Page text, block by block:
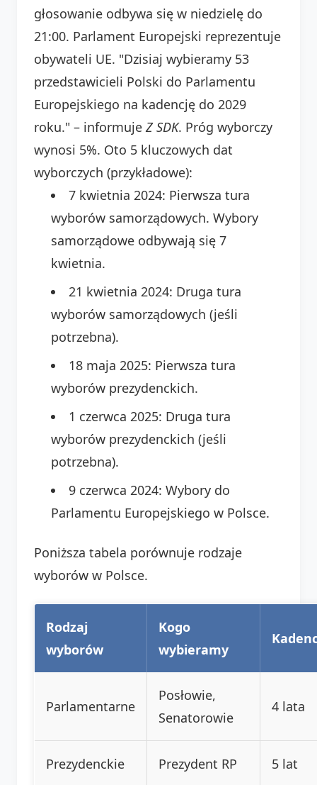
głosowanie odbywa się w niedzielę do
21:00. Parlament Europejski reprezentuje
obywateli UE. "Dzisiaj wybieramy 53
przedstawicieli Polski do Parlamentu
Europejskiego na kadencję do 2029
roku." – informuje Z SDK. Próg wyborczy
wynosi 5%. Oto 5 kluczowych dat
wyborczych (przykładowe):
7 kwietnia 2024: Pierwsza tura
wyborów samorządowych. Wybory
samorządowe odbywają się 7
kwietnia.
21 kwietnia 2024: Druga tura
wyborów samorządowych (jeśli
potrzebna).
18 maja 2025: Pierwsza tura
wyborów prezydenckich.
1 czerwca 2025: Druga tura
wyborów prezydenckich (jeśli
potrzebna).
9 czerwca 2024: Wybory do
Parlamentu Europejskiego w Polsce.
Poniższa tabela porównuje rodzaje
wyborów w Polsce.
Rodzaj
wyborów
Kogo
wybieramy
Parlamentarne
Posłowie,
Senatorowie
4 lata
Prezydenckie Prezydent RP 5 lat